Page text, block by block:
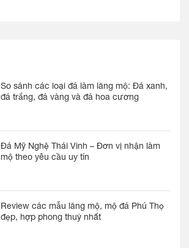
So sánh các loại đá làm lăng mộ: Đá xanh,
đá trắng, đá vàng và đá hoa cương
Đá Mỹ Nghệ Thái Vinh – Đơn vị nhận làm
mộ theo yêu cầu uy tín
Review các mẫu lăng mộ, mộ đá Phú Thọ
đẹp, hợp phong thuỷ nhất